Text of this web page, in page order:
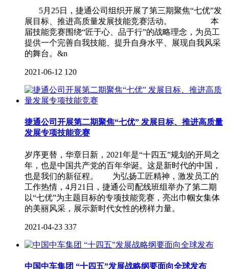
5月25日，捷通公司组织开展了第三期聚焦“七优”发
展目标、推进高质量发展技能竞赛活动。 本
届技能竞赛围绕“匠于心、品于行”的战略理念，为员工
提供一个完善自我技能、提升自身水平、展现自我风采
的舞台。&n
2021-06-12 120
捷通公司开展第二期聚焦“七优” 发展目标、推进高质量
发展专项技能竞赛
岁序更替，华章日新，2021年是“十四五”规划的开局之
年，也是中国共产党的百年华诞。这是新时代的中国，
也是我们的新征程。 为弘扬工匠精神，激发员工的
工作热情，4月21日，捷通公司配线班组举办了第二期
以“七优”为主题目标的专项技能竞赛，亮出巾帼女集体
的美丽风采，展示新时代女性的榜样力量。
2021-04-23 337
中国中车集团 “十四五”发展战略纲要面向全球发布